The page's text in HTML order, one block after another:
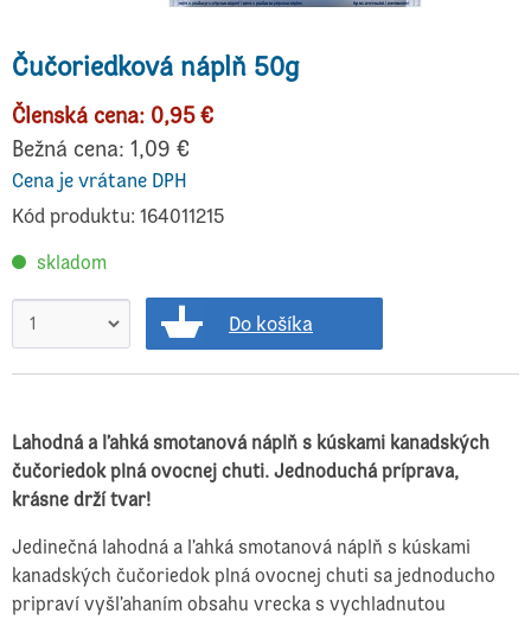
Čučoriedková náplň 50g
Členská cena: 0,95 €
Bežná cena: 1,09 €
Cena je vrátane DPH
Kód produktu: 164011215
skladom
Do košíka
Lahodná a ľahká smotanová náplň s kúskami kanadských
čučoriedok plná ovocnej chuti. Jednoduchá príprava,
krásne drží tvar!
Jedinečná lahodná a ľahká smotanová náplň s kúskami
kanadských čučoriedok plná ovocnej chuti sa jednoducho
pripraví vyšľahaním obsahu vrecka s vychladnutou